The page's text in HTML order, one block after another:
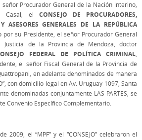
Procurador General de la Nación interino,
Casal; el CONSEJO DE PROCURADORES,
ASESORES GENERALES DE LA REPÚBLICA
por su Presidente, el señor Procurador General
de la Provincia de Mendoza, doctor
FEDERAL DE POLÍTICA CRIMINAL
el señor Fiscal General de la Provincia de
en adelante denominados de manera
con domicilio legal en Av. Uruguay 1097, Santa
denominadas conjuntamente LAS PARTES, se
Convenio Específico Complementario.
2009, el “MPF” y el “CONSEJO” celebraron el